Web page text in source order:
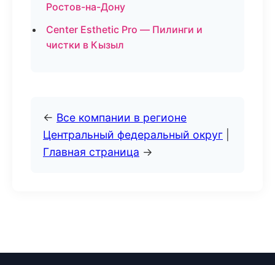
Ростов-на-Дону
Center Esthetic Pro — Пилинги и
чистки в Кызыл
← Все компании в регионе
Центральный федеральный округ
Главная страница →